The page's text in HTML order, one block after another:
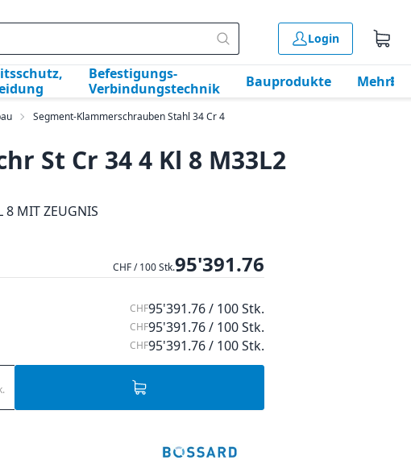
Login
Befestigungs-
Verbindungstechnik
Bauprodukte Mehr
Segment-Klammerschrauben Stahl 34 Cr 4
St Cr 34 4 Kl 8 M33L2
8 MIT ZEUGNIS
CHF / 100 Stk.95'391.76
CHF95'391.76 / 100 Stk.
CHF95'391.76 / 100 Stk.
CHF95'391.76 / 100 Stk.